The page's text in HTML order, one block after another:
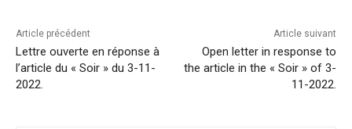
Article précédent
Lettre ouverte en réponse à
l’article du « Soir » du 3-11-
2022.
Article suivant
Open letter in response to
the article in the « Soir » of 3-
11-2022.